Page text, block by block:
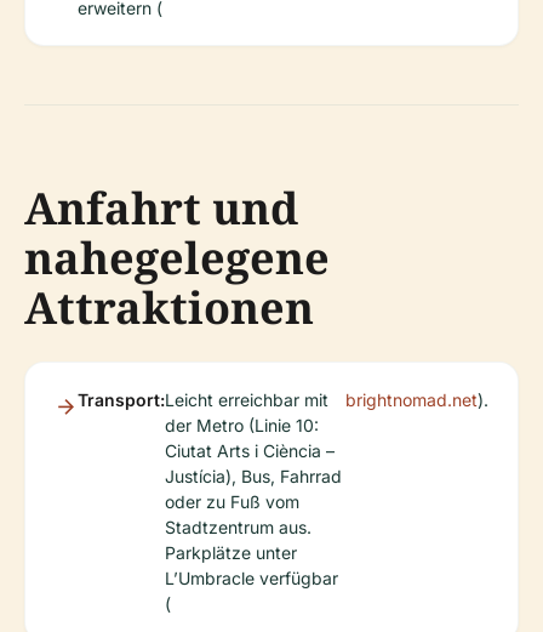
erweitern (
Anfahrt und
nahegelegene
Attraktionen
Transport:Leicht erreichbar mit
der Metro (Linie 10:
Ciutat Arts i Ciència –
Justícia), Bus, Fahrrad
oder zu Fuß vom
Stadtzentrum aus.
Parkplätze unter
L’Umbracle verfügbar
(
brightnomad.net).